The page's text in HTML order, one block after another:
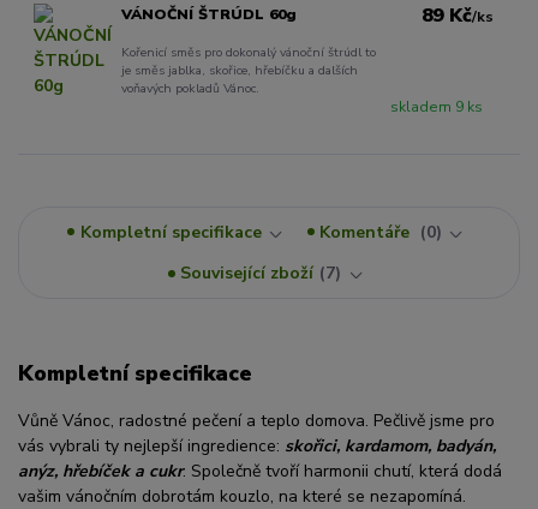
VÁNOČNÍ ŠTRÚDL 60g
Kořenicí směs pro dokonalý vánoční štrúdl to
je směs jablka, skořice, hřebíčku a dalších
voňavých pokladů Vánoc.
89 Kč/ks
skladem 9 ks
Kompletní specifikace Komentáře
0
Související zboží 7
Kompletní specifikace
Vůně Vánoc, radostné pečení a teplo domova. Pečlivě jsme pro
vás vybrali ty nejlepší ingredience: skořici, kardamom, badyán,
anýz, hřebíček a cukr. Společně tvoří harmonii chutí, která dodá
vašim vánočním dobrotám kouzlo, na které se nezapomíná.